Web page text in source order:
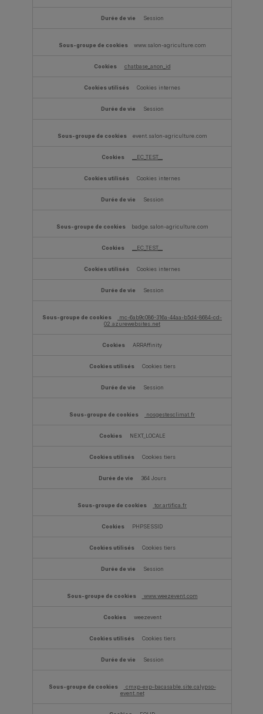
Session
www.salon-agriculture.com
chatbase_anon_id
Cookies internes
Session
event.salon-agriculture.com
__EC_TEST__
Cookies internes
Session
badge.salon-agriculture.com
__EC_TEST__
Cookies internes
Session
mc-6ab9c086-316a-44aa-b5d4-8684-cd-
02.azurewebsites.net
ARRAffinity
Cookies tiers
Session
nosgestesclimat.fr
NEXT_LOCALE
Cookies tiers
364 Jours
tor.artifica.fr
PHPSESSID
Cookies tiers
Session
www.weezevent.com
weezevent
Cookies tiers
Session
cmxp-exp-bacasable.site.calypso-
event.net